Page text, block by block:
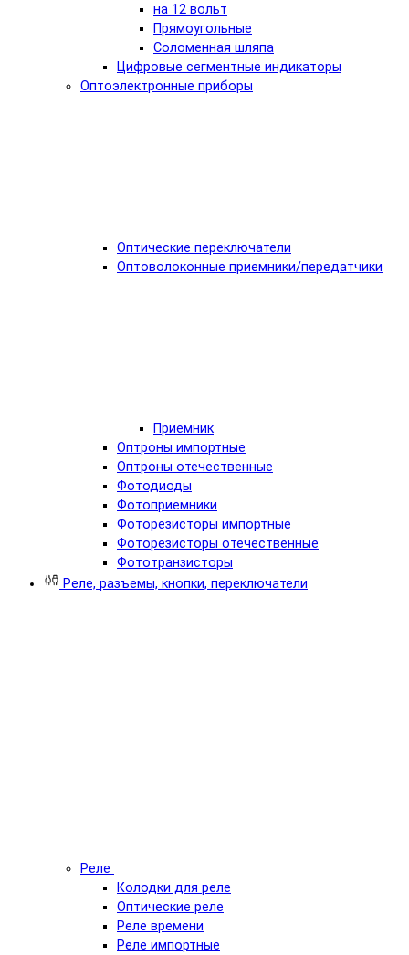
на 12 вольт
Прямоугольные
Соломенная шляпа
Цифровые сегментные индикаторы
Оптоэлектронные приборы
Оптические переключатели
Оптоволоконные приемники/передатчики
Приемник
Оптроны импортные
Оптроны отечественные
Фотодиоды
Фотоприемники
Фоторезисторы импортные
Фоторезисторы отечественные
Фототранзисторы
Реле, разъемы, кнопки, переключатели
Реле
Колодки для реле
Оптические реле
Реле времени
Реле импортные